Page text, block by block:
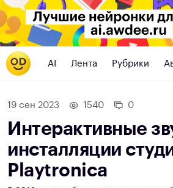
AI Лента Рубрики
19 сен 2023 1540 0
Интерактивные
инсталляции
Playtronica